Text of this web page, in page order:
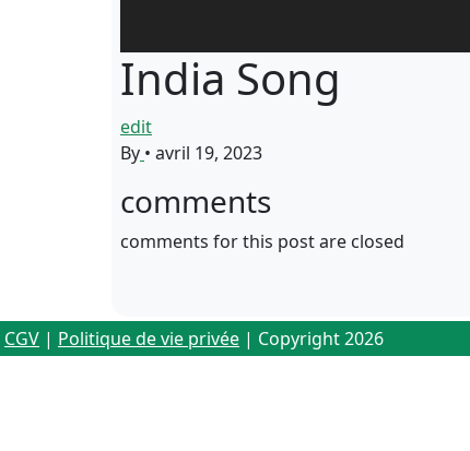
India Song
edit
By • avril 19, 2023
comments
comments for this post are closed
CGV | Politique de vie privée | Copyright 2026